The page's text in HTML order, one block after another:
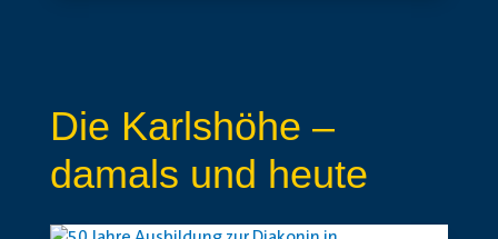
Die Karlshöhe –
damals und heute